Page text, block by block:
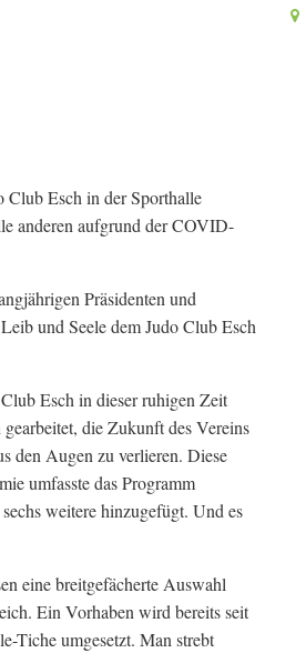
Club Esch in der Sporthalle
anderen aufgrund der COVID-
Präsidenten und
und Seele dem Judo Club Esch
Esch in dieser ruhigen Zeit
die Zukunft des Vereins
den Augen zu verlieren. Diese
umfasste das Programm
weitere hinzugefügt. Und es
eine breitgefächerte Auswahl
Ein Vorhaben wird bereits seit
Tiche umgesetzt. Man strebt